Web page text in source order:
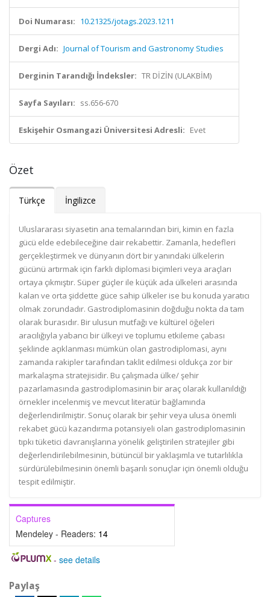
Doi Numarası: 10.21325/jotags.2023.1211
Dergi Adı: Journal of Tourism and Gastronomy Studies
Derginin Tarandığı İndeksler: TR DİZİN (ULAKBİM)
Sayfa Sayıları: ss.656-670
Eskişehir Osmangazi Üniversitesi Adresli: Evet
Özet
Türkçe İngilizce
Uluslararası siyasetin ana temalarından biri, kimin en fazla
gücü elde edebileceğine dair rekabettir. Zamanla, hedefleri
gerçekleştirmek ve dünyanın dört bir yanındaki ülkelerin
gücünü artırmak için farklı diplomasi biçimleri veya araçları
ortaya çıkmıştır. Süper güçler ile küçük ada ülkeleri arasında
kalan ve orta şiddette güce sahip ülkeler ise bu konuda yaratıcı
olmak zorundadır. Gastrodiplomasinin doğduğu nokta da tam
olarak burasıdır. Bir ulusun mutfağı ve kültürel öğeleri
aracılığıyla yabancı bir ülkeyi ve toplumu etkileme çabası
şeklinde açıklanması mümkün olan gastrodiplomasi, aynı
zamanda rakipler tarafından taklit edilmesi oldukça zor bir
markalaşma stratejisidir. Bu çalışmada ülke/ şehir
pazarlamasında gastrodiplomasinin bir araç olarak kullanıldığı
örnekler incelenmiş ve mevcut literatür bağlamında
değerlendirilmiştir. Sonuç olarak bir şehir veya ulusa önemli
rekabet gücü kazandırma potansiyeli olan gastrodiplomasinin
tıpkı tüketici davranışlarına yönelik geliştirilen stratejiler gibi
değerlendirilebilmesinin, bütüncül bir yaklaşımla ve tutarlılıkla
sürdürülebilmesinin önemli başarılı sonuçlar için önemli olduğu
tespit edilmiştir.
Captures
Mendeley - Readers: 14
- see details
Paylaş